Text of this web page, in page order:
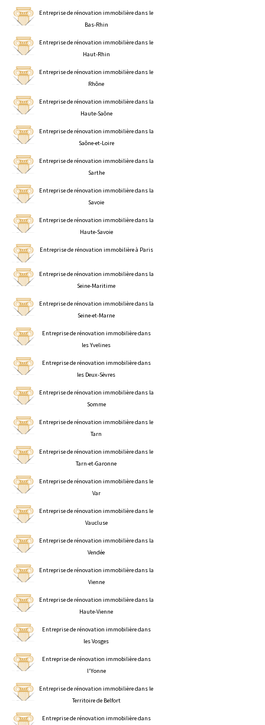
Entreprise de rénovation immobilière dans le
Bas-Rhin
Entreprise de rénovation immobilière dans le
Haut-Rhin
Entreprise de rénovation immobilière dans le
Rhône
Entreprise de rénovation immobilière dans la
Haute-Saône
Entreprise de rénovation immobilière dans la
Saône-et-Loire
Entreprise de rénovation immobilière dans la
Sarthe
Entreprise de rénovation immobilière dans la
Savoie
Entreprise de rénovation immobilière dans la
Haute-Savoie
Entreprise de rénovation immobilière à Paris
Entreprise de rénovation immobilière dans la
Seine-Maritime
Entreprise de rénovation immobilière dans la
Seine-et-Marne
Entreprise de rénovation immobilière dans
les Yvelines
Entreprise de rénovation immobilière dans
les Deux-Sèvres
Entreprise de rénovation immobilière dans la
Somme
Entreprise de rénovation immobilière dans le
Tarn
Entreprise de rénovation immobilière dans le
Tarn-et-Garonne
Entreprise de rénovation immobilière dans le
Var
Entreprise de rénovation immobilière dans le
Vaucluse
Entreprise de rénovation immobilière dans la
Vendée
Entreprise de rénovation immobilière dans la
Vienne
Entreprise de rénovation immobilière dans la
Haute-Vienne
Entreprise de rénovation immobilière dans
les Vosges
Entreprise de rénovation immobilière dans
l'Yonne
Entreprise de rénovation immobilière dans le
Territoire de Belfort
Entreprise de rénovation immobilière dans